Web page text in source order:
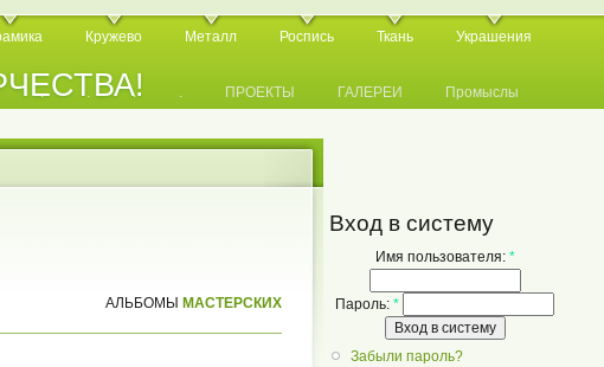
Кружево Металл Роспись Ткань Украшения
. . . . ПРОЕКТЫ ГАЛЕРЕИ Промыслы
АЛЬБОМЫ МАСТЕРСКИХ
Вход в систему
Имя пользователя: *
Пароль: *
Забыли пароль?